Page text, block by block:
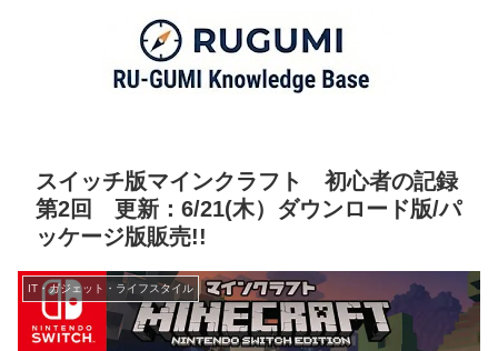
スイッチ版マインクラフト 初心者の記録
第2回 更新：6/21(木）ダウンロード版/パ
ッケージ版販売!!
IT・ガジェット・ライフスタイル